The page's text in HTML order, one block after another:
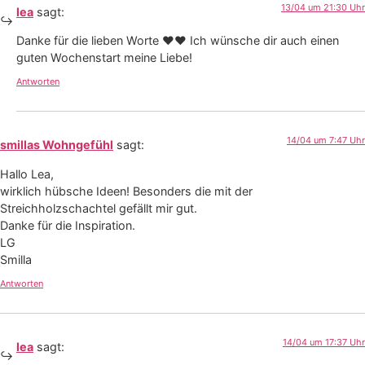
lea sagt: 13/04 um 21:30 Uhr
Danke für die lieben Worte ❤❤ Ich wünsche dir auch einen
guten Wochenstart meine Liebe!
Antworten
smillas Wohngefühl sagt: 14/04 um 7:47 Uhr
Hallo Lea,
wirklich hübsche Ideen! Besonders die mit der
Streichholzschachtel gefällt mir gut.
Danke für die Inspiration.
LG
Smilla
Antworten
lea sagt: 14/04 um 17:37 Uhr